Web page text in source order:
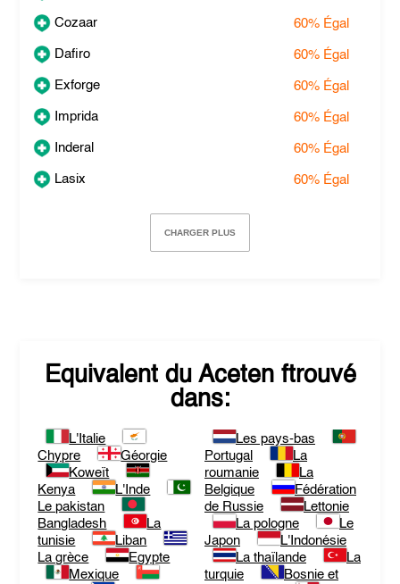
Cozaar 60% Égal
Dafiro 60% Égal
Exforge 60% Égal
Imprida 60% Égal
Inderal 60% Égal
Lasix 60% Égal
CHARGER PLUS
Equivalent du Acetenftrouvé
dans:
L'Italie
Chypre
Géorgie
Koweït
Kenya
L'Inde
Le pakistan
Bangladesh
La
tunisie
Liban
La grèce
Egypte
Mexique
Les pays-bas
Portugal
La
roumanie
La
Belgique
Fédération
de Russie
Lettonie
La pologne
Le
Japon
L'Indonésie
La thaïlande
La
turquie
Bosnie et